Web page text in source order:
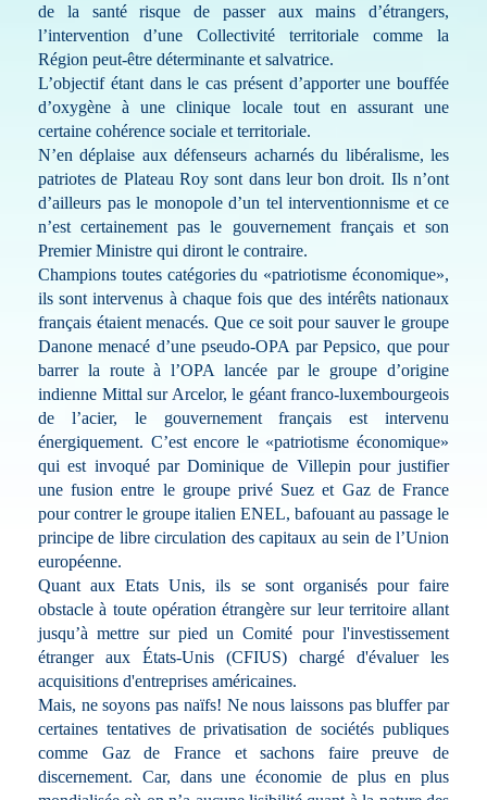
de la santé risque de passer aux mains d’étrangers,
l’intervention d’une Collectivité territoriale comme la
Région peut-être déterminante et salvatrice.
L’objectif étant dans le cas présent d’apporter une bouffée
d’oxygène à une clinique locale tout en assurant une
certaine cohérence sociale et territoriale.
N’en déplaise aux défenseurs acharnés du libéralisme, les
patriotes de Plateau Roy sont dans leur bon droit. Ils n’ont
d’ailleurs pas le monopole d’un tel interventionnisme et ce
n’est certainement pas le gouvernement français et son
Premier Ministre qui diront le contraire.
Champions toutes catégories du «patriotisme économique»,
ils sont intervenus à chaque fois que des intérêts nationaux
français étaient menacés. Que ce soit pour sauver le groupe
Danone menacé d’une pseudo-OPA par Pepsico, que pour
barrer la route à l’OPA lancée par le groupe d’origine
indienne Mittal sur Arcelor, le géant franco-luxembourgeois
de l’acier, le gouvernement français est intervenu
énergiquement. C’est encore le «patriotisme économique»
qui est invoqué par Dominique de Villepin pour justifier
une fusion entre le groupe privé Suez et Gaz de France
pour contrer le groupe italien ENEL, bafouant au passage le
principe de libre circulation des capitaux au sein de l’Union
européenne.
Quant aux Etats Unis, ils se sont organisés pour faire
obstacle à toute opération étrangère sur leur territoire allant
jusqu’à mettre sur pied un Comité pour l'investissement
étranger aux États-Unis (CFIUS) chargé d'évaluer les
acquisitions d'entreprises américaines.
Mais, ne soyons pas naïfs! Ne nous laissons pas bluffer par
certaines tentatives de privatisation de sociétés publiques
comme Gaz de France et sachons faire preuve de
discernement. Car, dans une économie de plus en plus